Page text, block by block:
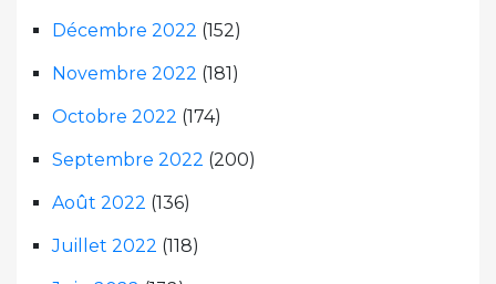
Décembre 2022 (152)
Novembre 2022 (181)
Octobre 2022 (174)
Septembre 2022 (200)
Août 2022 (136)
Juillet 2022 (118)